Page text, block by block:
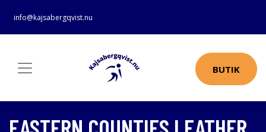
info@kajsabergqvist.nu
BUTIK